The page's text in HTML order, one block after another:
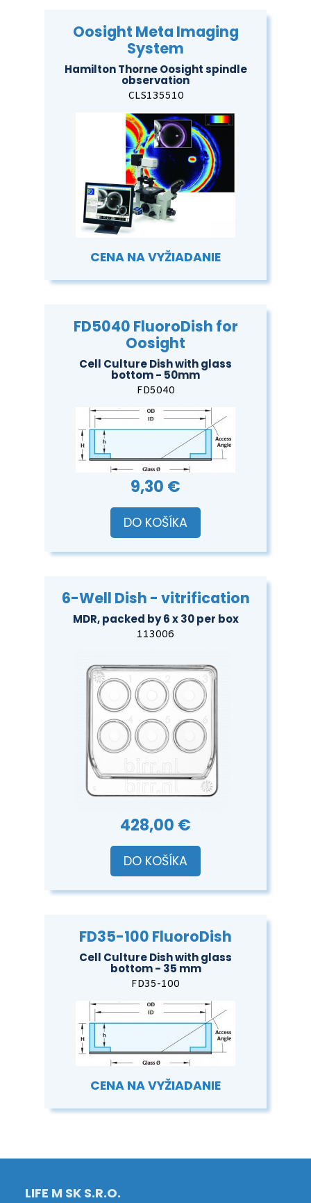
Oosight Meta Imaging
System
Hamilton Thorne Oosight spindle
observation
CLS135510
CENA NA VYŽIADANIE
FD5040 FluoroDish for
Oosight
Cell Culture Dish with glass
bottom - 50mm
FD5040
9,30 €
DO KOŠÍKA
6-Well Dish - vitrification
MDR, packed by 6 x 30 per box
113006
428,00 €
DO KOŠÍKA
FD35-100 FluoroDish
Cell Culture Dish with glass
bottom - 35 mm
FD35-100
CENA NA VYŽIADANIE
LIFE M SK S.R.O.